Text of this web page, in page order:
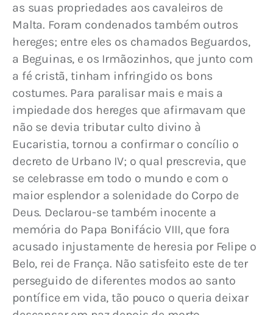
as suas propriedades aos cavaleiros de
Malta. Foram condenados também outros
hereges; entre eles os chamados Beguardos,
a Beguinas, e os Irmãozinhos, que junto com
a fé cristã, tinham infringido os bons
costumes. Para paralisar mais e mais a
impiedade dos hereges que afirmavam que
não se devia tributar culto divino à
Eucaristia, tornou a confirmar o concílio o
decreto de Urbano IV; o qual prescrevia, que
se celebrasse em todo o mundo e com o
maior esplendor a solenidade do Corpo de
Deus. Declarou-se também inocente a
memória do Papa Bonifácio VIII, que fora
acusado injustamente de heresia por Felipe o
Belo, rei de França. Não satisfeito este de ter
perseguido de diferentes modos ao santo
pontífice em vida, tão pouco o queria deixar